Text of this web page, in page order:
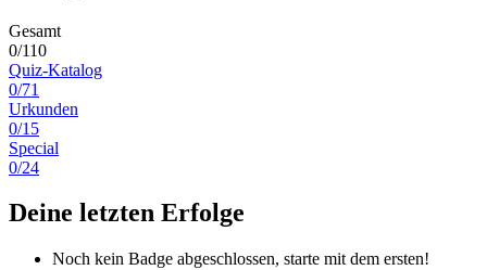
Gesamt
0/110
Quiz-Katalog
0/71
Urkunden
0/15
Special
0/24
Deine letzten Erfolge
Noch kein Badge abgeschlossen, starte mit dem ersten!